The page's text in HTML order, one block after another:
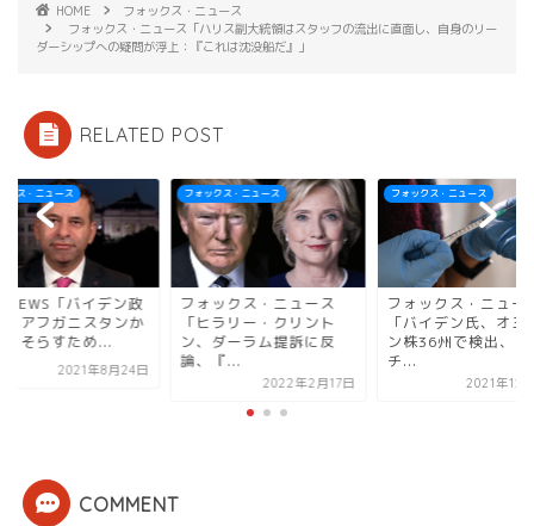
HOME
フォックス・ニュース
フォックス・ニュース「ハリス副大統領はスタッフの流出に直面し、自身のリー
ダーシップへの疑問が浮上：『これは沈没船だ』」
RELATED POST
クス・ニュース
ックス・ニュース
ラリー・クリント
ーラム提訴に反
フォックス・ニュース
フォックス・ニュース
「バイデン氏、オミクロ
ン株36州で検出、ワク
チ...
2021年12月17日
フォックス・ニュース
FOX NEWS「バイデ
権は、アフガニスタ
ら目をそらすため...
COMMENT